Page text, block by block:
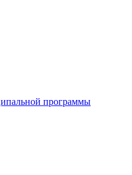
программы